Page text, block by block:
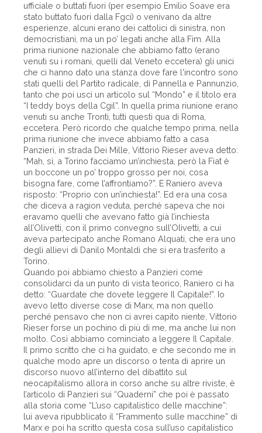
ufficiale o buttati fuori (per esempio Emilio Soave era
stato buttato fuori dalla Fgci) o venivano da altre
esperienze, alcuni erano dei cattolici di sinistra, non
democristiani, ma un po’ legati anche alla Fim. Alla
prima riunione nazionale che abbiamo fatto (erano
venuti su i romani, quelli dal Veneto eccetera) gli unici
che ci hanno dato una stanza dove fare l'incontro sono
stati quelli del Partito radicale, di Pannella e Pannunzio,
tanto che poi uscì un articolo sul “Mondo” e il titolo era
“I teddy boys della Cgil”. In quella prima riunione erano
venuti su anche Tronti, tutti questi qua di Roma,
eccetera. Però ricordo che qualche tempo prima, nella
prima riunione che invece abbiamo fatto a casa
Panzieri, in strada Dei Mille, Vittorio Rieser aveva detto:
“Mah, sì, a Torino facciamo un’inchiesta, però la Fiat è
un boccone un po’ troppo grosso per noi, cosa
bisogna fare, come l’affrontiamo?”. E Raniero aveva
risposto: “Proprio con un’inchiesta!”. Ed era una cosa
che diceva a ragion veduta, perché sapeva che noi
eravamo quelli che avevano fatto già l’inchiesta
all’Olivetti, con il primo convegno sull’Olivetti, a cui
aveva partecipato anche Romano Alquati, che era uno
degli allievi di Danilo Montaldi che si era trasferito a
Torino.
Quando poi abbiamo chiesto a Panzieri come
consolidarci da un punto di vista teorico, Raniero ci ha
detto: “Guardate che dovete leggere Il Capitale!”. Io
avevo letto diverse cose di Marx, ma non quello
perché pensavo che non ci avrei capito niente, Vittorio
Rieser forse un pochino di più di me, ma anche lui non
molto. Così abbiamo cominciato a leggere Il Capitale.
Il primo scritto che ci ha guidato, e che secondo me in
qualche modo apre un discorso o tenta di aprire un
discorso nuovo all’interno del dibattito sul
neocapitalismo allora in corso anche su altre riviste, è
l’articolo di Panzieri sui “Quaderni” che poi è passato
alla storia come “L’uso capitalistico delle macchine”:
lui aveva ripubblicato il “Frammento sulle macchine” di
Marx e poi ha scritto questa cosa sull’uso capitalistico